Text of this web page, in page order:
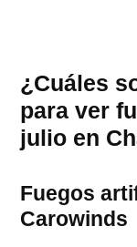
¿Cuáles
para ver
julio en
Fuegos
Carowinds